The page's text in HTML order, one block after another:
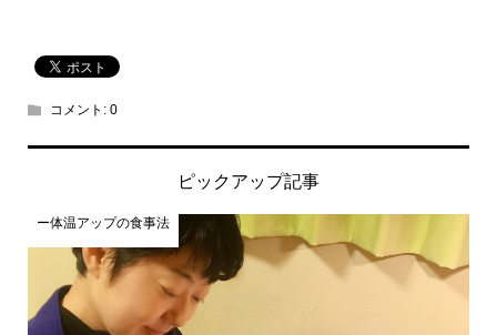
コメント: 0
ピックアップ記事
ー体温アップの食事法